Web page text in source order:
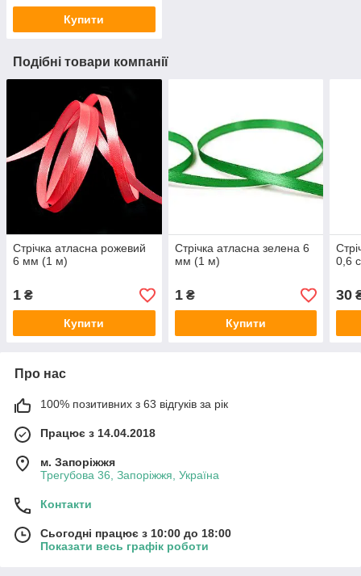
Купити
Подібні товари компанії
Стрічка атласна рожевий
6 мм (1 м)
1 ₴
Купити
Стрічка атласна зелена 6
мм (1 м)
1₴
Купити
0,6
30
Про нас
100% позитивних з 63 відгуків за рік
Працює з 14.04.2018
м. Запоріжжя
Трегубова 36, Запоріжжя, Україна
Контакти
Сьогодні працює з 10:00 до 18:00
Показати весь графік роботи